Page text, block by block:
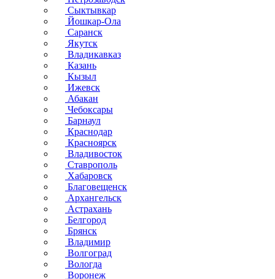
Сыктывкар
Йошкар-Ола
Саранск
Якутск
Владикавказ
Казань
Кызыл
Ижевск
Абакан
Чебоксары
Барнаул
Краснодар
Красноярск
Владивосток
Ставрополь
Хабаровск
Благовещенск
Архангельск
Астрахань
Белгород
Брянск
Владимир
Волгоград
Вологда
Воронеж